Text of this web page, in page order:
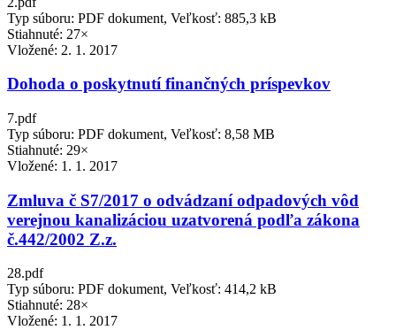
Typ súboru: PDF dokument, Veľkosť: 885,3 kB
Stiahnuté: 27×
Vložené: 2. 1. 2017
Dohoda o poskytnutí finančných príspevkov
7.pdf
Typ súboru: PDF dokument, Veľkosť: 8,58 MB
Stiahnuté: 29×
Vložené: 1. 1. 2017
Zmluva č S7/2017 o odvádzaní odpadových vôd
verejnou kanalizáciou uzatvorená podľa zákona
č.442/2002 Z.z.
28.pdf
Typ súboru: PDF dokument, Veľkosť: 414,2 kB
Stiahnuté: 28×
Vložené: 1. 1. 2017